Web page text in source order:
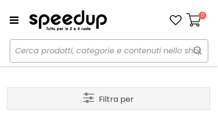
Carrello
0
Filtra per